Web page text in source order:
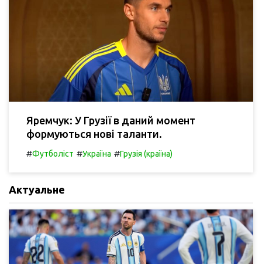
Яремчук: У Грузії в даний момент
формуються нові таланти.
#Футболіст #Україна #Грузія (країна)
Актуальне